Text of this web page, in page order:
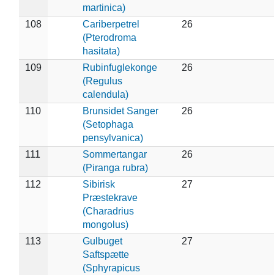
martinica)
108
Cariberpetrel
(Pterodroma
hasitata)
26
109
Rubinfuglekonge
(Regulus
calendula)
26
110
Brunsidet Sanger
(Setophaga
pensylvanica)
26
111
Sommertangar
(Piranga rubra)
26
112
Sibirisk
Præstekrave
(Charadrius
mongolus)
27
113
Gulbuget
Saftspætte
(Sphyrapicus
27